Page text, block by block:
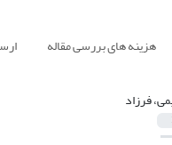
هزینه های بررسی مقاله
فرزاد